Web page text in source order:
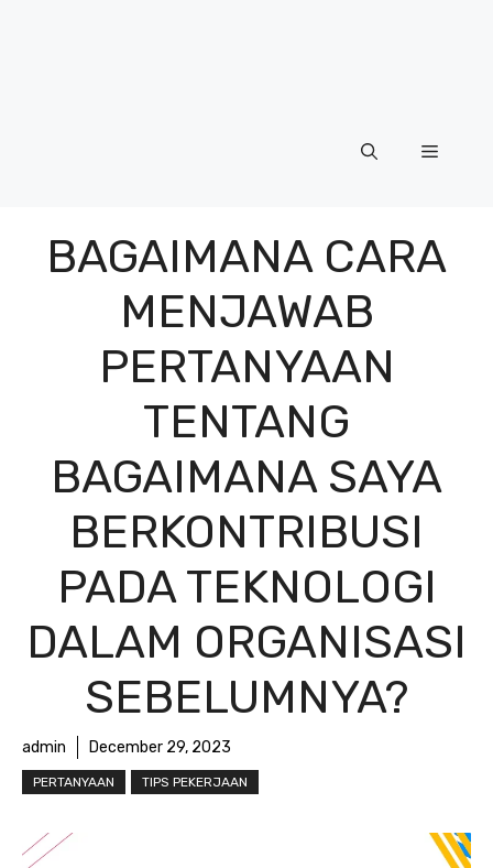
Menu
BAGAIMANA CARA
MENJAWAB
PERTANYAAN
TENTANG
BAGAIMANA SAYA
BERKONTRIBUSI
PADA TEKNOLOGI
DALAM ORGANISASI
SEBELUMNYA?
admin December 29, 2023
PERTANYAAN TIPS PEKERJAAN